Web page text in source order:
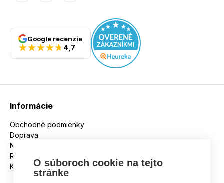
Google recenzie
4,7
Informácie
Obchodné podmienky
Doprava
Nakupujeme na splátky
Reklamácie
KontaktO súboroch cookie na tejto
stránke